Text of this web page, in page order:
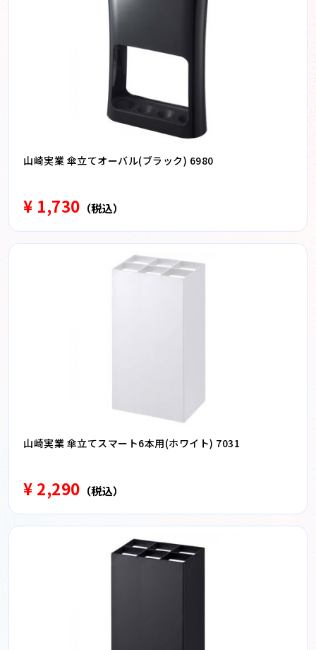
山崎実業 傘立てオーバル(ブラック) 6980
¥ 1,730 （税込）
山崎実業 傘立てスマート6本用(ホワイト) 7031
¥ 2,290 （税込）